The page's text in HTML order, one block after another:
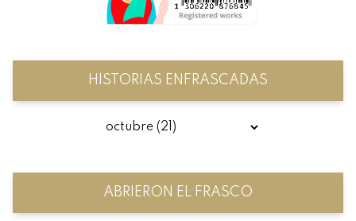
HISTORIAS ENFRASCADAS
ABRIERON EL FRASCO